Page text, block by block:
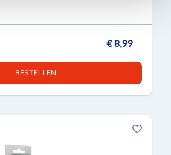
€ 8,99
BESTELLEN